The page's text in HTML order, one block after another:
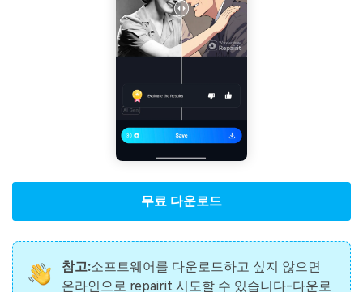
무료 다운로드
참고:소프트웨어를 다운로드하고 싶지 않으면
온라인으로 repairit 시도할 수 있습니다-다운로